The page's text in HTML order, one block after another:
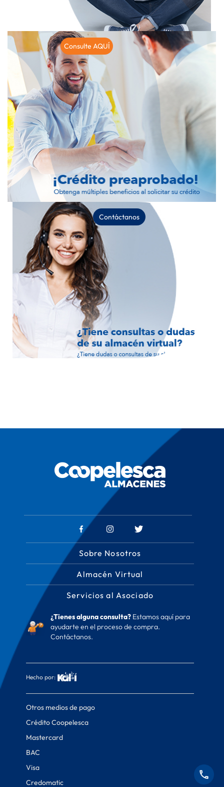
Consulte AQUÍ
Contáctanos
Sobre Nosotros
Almacén Virtual
Servicios al Asociado
¿Tienes alguna consulta?Estamos aquí para
ayudarte en el proceso de compra.
Contáctanos.
Hecho por:
Otros medios de pago
Crédito Coopelesca
Mastercard
BAC
Visa
Credomatic